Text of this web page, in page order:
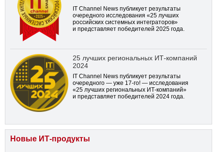
IT Channel News публикует результаты
очередного исследования «25 лучших
российских системных интеграторов»
и представляет победителей 2025 года.
25 лучших региональных ИТ-компаний
2024
IT Channel News публикует результаты
очередного — уже 17-го! — исследования
«25 лучших региональных ИТ-компаний»
и представляет победителей 2024 года.
Новые ИТ-продукты